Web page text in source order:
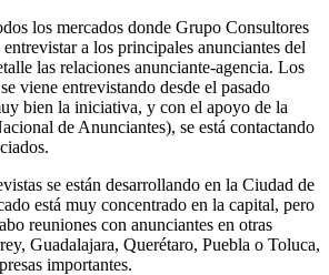
los mercados donde Grupo Consultores
a los principales anunciantes del
las relaciones anunciante-agencia. Los
viene entrevistando desde el pasado
bien la iniciativa, y con el apoyo de la
de Anunciantes), se está contactando
se están desarrollando en la Ciudad de
está muy concentrado en la capital, pero
reuniones con anunciantes en otras
Guadalajara, Querétaro, Puebla o Toluca,
importantes.